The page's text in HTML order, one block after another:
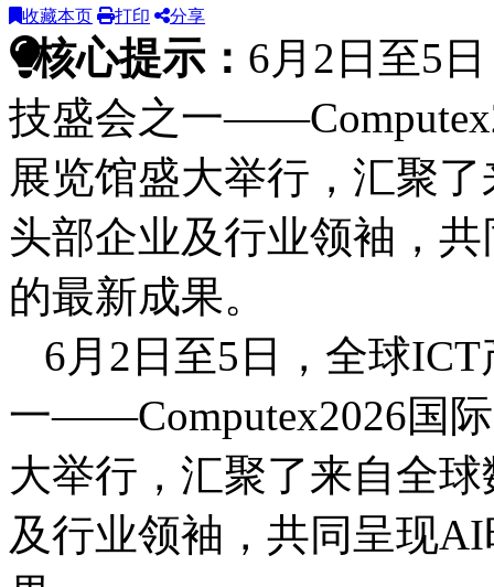
收藏本页 打印 分享
核心提示： 6月2日至5
技盛会之一
展览馆盛大举行，汇聚
头部企业及行业领袖，
的最新成果。
6月2日至5日，全球
一——Computex2026国
大举行，汇聚了来自全
及行业领袖，共同呈现